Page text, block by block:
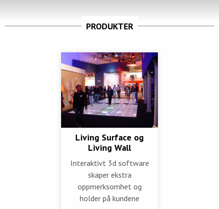
PRODUKTER
Living Surface og
Living Wall
Interaktivt 3d software
skaper ekstra
oppmerksomhet og
holder på kundene